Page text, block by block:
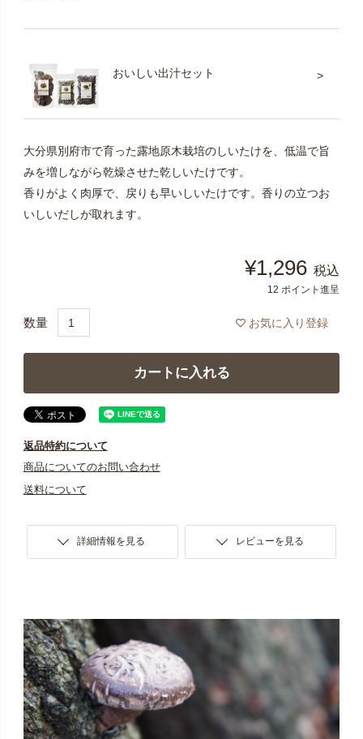
おいしい出汁セット
大分県別府市で育った露地原木栽培のしいたけを、低温で旨
みを増しながら乾燥させた乾しいたけです。
香りがよく肉厚で、戻りも早いしいたけです。香りの立つお
いしいだしが取れます。
¥1,296 税込
12 ポイント進呈
お気に入り登録
カートに入れる
返品特約について
商品についてのお問い合わせ
送料について
詳細情報を見る レビューを見る